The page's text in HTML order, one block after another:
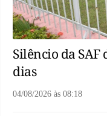
Silêncio da
dias
04/08/2026 às 08:18